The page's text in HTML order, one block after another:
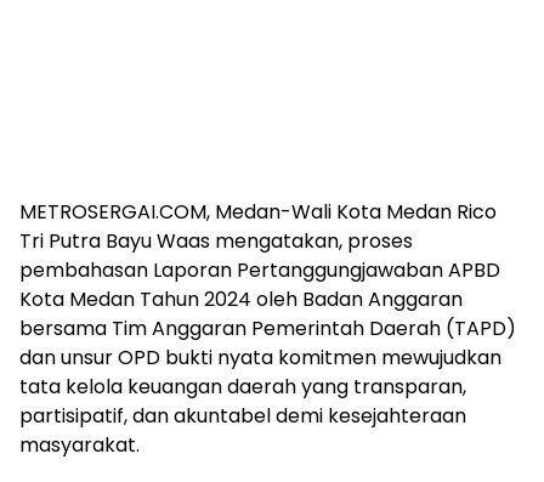
METROSERGAI.COM, Medan-Wali Kota Medan Rico
Tri Putra Bayu Waas mengatakan, proses
pembahasan Laporan Pertanggungjawaban APBD
Kota Medan Tahun 2024 oleh Badan Anggaran
bersama Tim Anggaran Pemerintah Daerah (TAPD)
dan unsur OPD bukti nyata komitmen mewujudkan
tata kelola keuangan daerah yang transparan,
partisipatif, dan akuntabel demi kesejahteraan
masyarakat.